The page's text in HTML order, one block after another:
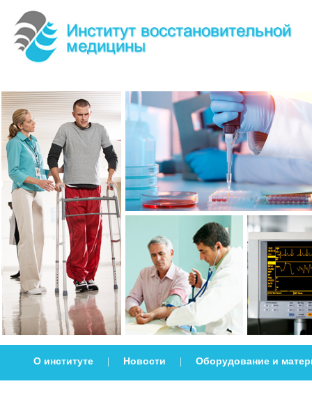
О институте Новости Оборудование и